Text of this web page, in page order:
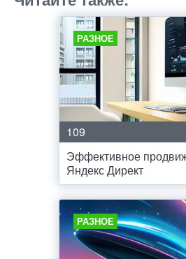
РАЗНОЕ
109
Эффективное
Яндекс Директ
РАЗНОЕ